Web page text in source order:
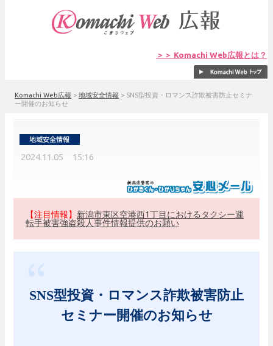
＞＞ Komachi Web広報とは？
Komachi Web広報 > 地域安全情報 > SNS型投資・ロマンス詐欺被害防止セミナ
ー開催のお知らせ
2024.11.05 15:16
【注目情報】 新潟市東区空港西1丁目におけるタクシー運
転手被害強盗殺人事件情報提供のお願い
SNS型投資・ロマンス詐欺被害防止
セミナー開催のお知らせ